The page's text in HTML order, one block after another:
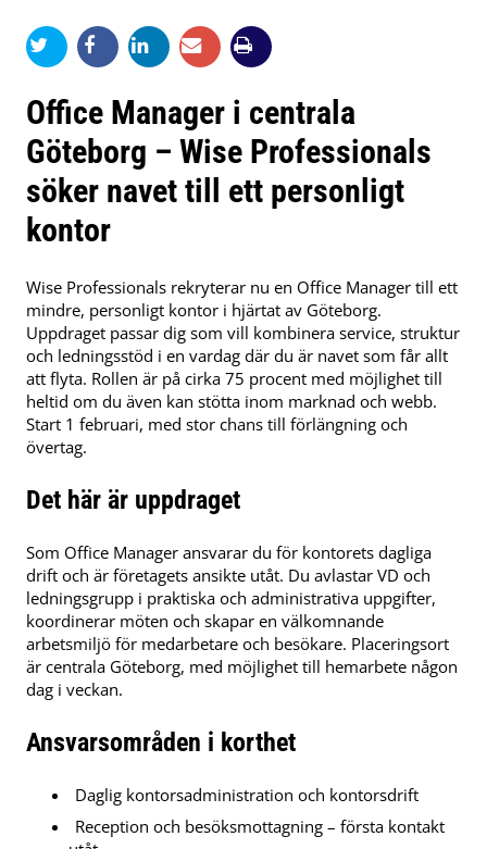
Office Manager i centrala
Göteborg – Wise Professionals
söker navet till ett personligt
kontor
Wise Professionals rekryterar nu en Office Manager till ett
mindre, personligt kontor i hjärtat av Göteborg.
Uppdraget passar dig som vill kombinera service, struktur
och ledningsstöd i en vardag där du är navet som får allt
att flyta. Rollen är på cirka 75 procent med möjlighet till
heltid om du även kan stötta inom marknad och webb.
Start 1 februari, med stor chans till förlängning och
övertag.
Det här är uppdraget
Som Office Manager ansvarar du för kontorets dagliga
drift och är företagets ansikte utåt. Du avlastar VD och
ledningsgrupp i praktiska och administrativa uppgifter,
koordinerar möten och skapar en välkomnande
arbetsmiljö för medarbetare och besökare. Placeringsort
är centrala Göteborg, med möjlighet till hemarbete någon
dag i veckan.
Ansvarsområden i korthet
Daglig kontorsadministration och kontorsdrift
Reception och besöksmottagning – första kontakt